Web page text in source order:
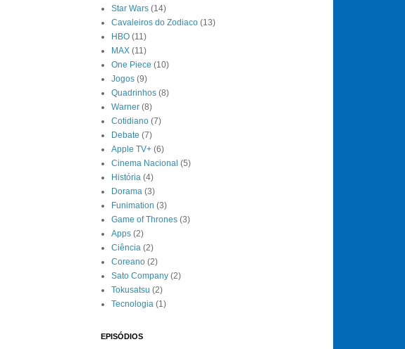
Star Wars (14)
Cavaleiros do Zodiaco (13)
HBO (11)
MAX (11)
One Piece (10)
Jogos (9)
Quadrinhos (8)
Warner (8)
Cotidiano (7)
Debate (7)
Apple TV+ (6)
Cinema Nacional (5)
História (4)
Dorama (3)
Funimation (3)
Game of Thrones (3)
Apps (2)
Ciência (2)
Coreano (2)
Sato Company (2)
Tokusatsu (2)
Tecnologia (1)
EPISÓDIOS